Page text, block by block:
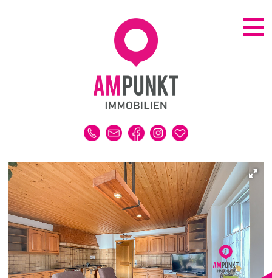
ALLE IMMOBILIEN
GEWERBE
DUBAI-IMMOBILIEN
REFERENZEN
MERKLISTE
VERKAUFEN | VERMIETEN
IMMOBILIENBEWERTUNG